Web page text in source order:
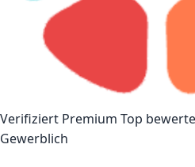
Verifiziert Premium Top
Gewerblich